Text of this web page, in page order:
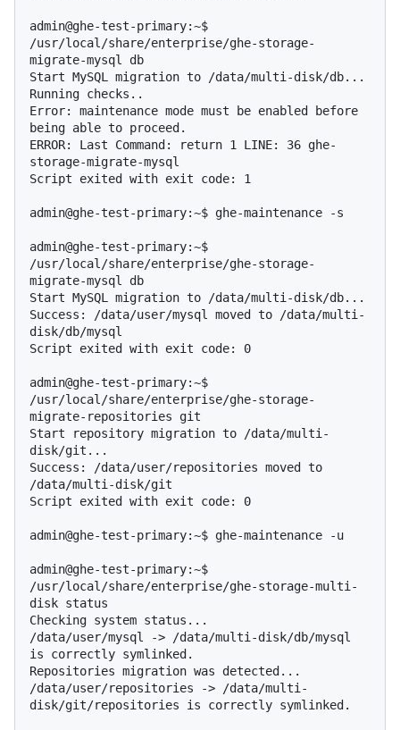
admin@ghe-test-primary:~$
/usr/local/share/enterprise/ghe-storage-
migrate-mysql db
Start MySQL migration to /data/multi-disk/db...
Running checks..
Error: maintenance mode must be enabled before
being able to proceed.
ERROR: Last Command: return 1 LINE: 36 ghe-
storage-migrate-mysql
Script exited with exit code: 1
admin@ghe-test-primary:~$ ghe-maintenance -s
admin@ghe-test-primary:~$
/usr/local/share/enterprise/ghe-storage-
migrate-mysql db
Start MySQL migration to /data/multi-disk/db...
Success: /data/user/mysql moved to /data/multi-
disk/db/mysql
Script exited with exit code: 0
admin@ghe-test-primary:~$
/usr/local/share/enterprise/ghe-storage-
migrate-repositories git
Start repository migration to /data/multi-
disk/git...
Success: /data/user/repositories moved to
/data/multi-disk/git
Script exited with exit code: 0
admin@ghe-test-primary:~$ ghe-maintenance -u
admin@ghe-test-primary:~$
/usr/local/share/enterprise/ghe-storage-multi-
disk status
Checking system status...
/data/user/mysql -> /data/multi-disk/db/mysql
is correctly symlinked.
Repositories migration was detected...
/data/user/repositories -> /data/multi-
disk/git/repositories is correctly symlinked.